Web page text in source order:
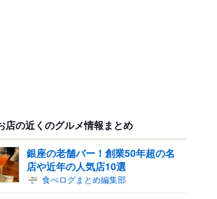
店の近くのグルメ情報まとめ
銀座の老舗バー！創業50年超の名
店や近年の人気店10選
食べログまとめ編集部